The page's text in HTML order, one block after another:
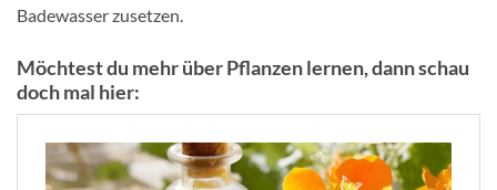
Badewasser zusetzen.
Möchtest du mehr über Pflanzen lernen, dann schau
doch mal hier: